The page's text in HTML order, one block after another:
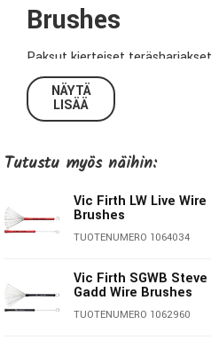
Brushes
Paksut kierteiset
hikkoripuisiin varsiin tuottaen
enemmän volyymia ja
alustoja ja pintoja sivelemällä,
sekä perinteisiin tyyleihin että
suuntauksiin. Kukin malli
antaa soittajalle persoonallista
Tekniset tiedot:
NÄYTÄ
LISÄÄ
Tutustu myös näihin:
Vic Firth LW Live Wire
Brushes
TUOTENUMERO 1064034
Vic Firth SGWB Steve
Gadd Wire Brushes
TUOTENUMERO 1062960